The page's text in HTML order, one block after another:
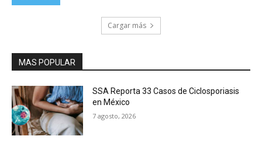
Cargar más
MAS POPULAR
SSA Reporta 33 Casos de Ciclosporiasis
en México
7 agosto, 2026